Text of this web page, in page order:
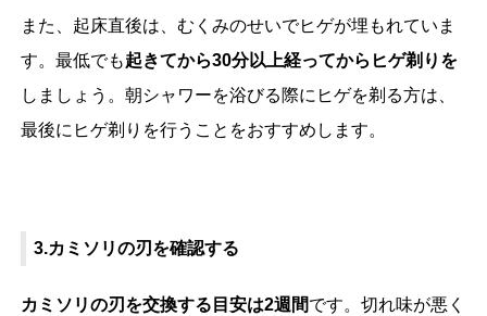
また、起床直後は、むくみのせいでヒゲが埋もれていま
す。最低でも起きてから30分以上経ってからヒゲ剃りを
しましょう。朝シャワーを浴びる際にヒゲを剃る方は、
最後にヒゲ剃りを行うことをおすすめします。
3.カミソリの刃を確認する
カミソリの刃を交換する目安は2週間です。切れ味が悪く